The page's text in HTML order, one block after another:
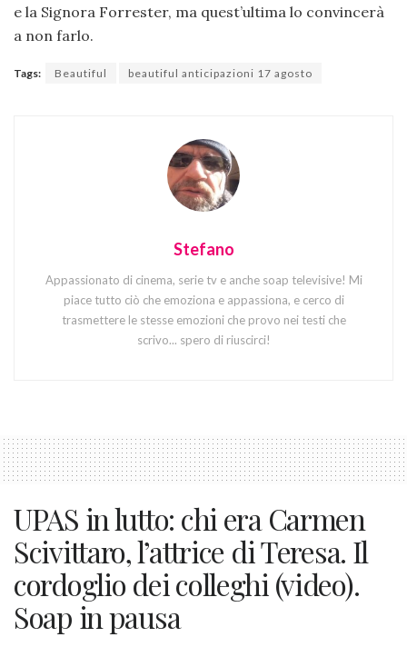
e la Signora Forrester, ma quest’ultima lo convincerà
a non farlo.
Tags: Beautiful beautiful anticipazioni 17 agosto
Stefano
Appassionato di cinema, serie tv e anche soap televisive! Mi
piace tutto ciò che emoziona e appassiona, e cerco di
trasmettere le stesse emozioni che provo nei testi che
scrivo... spero di riuscirci!
UPAS in lutto: chi era Carmen
Scivittaro, l’attrice di Teresa. Il
cordoglio dei colleghi (video).
Soap in pausa